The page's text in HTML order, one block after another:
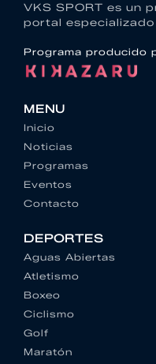
VKS SPORT es un
portal
Programa producido
MENU
Inicio
Noticias
Programas
Eventos
Contacto
DEPORTES
Aguas Abiertas
Atletismo
Boxeo
Ciclismo
Golf
Maratón